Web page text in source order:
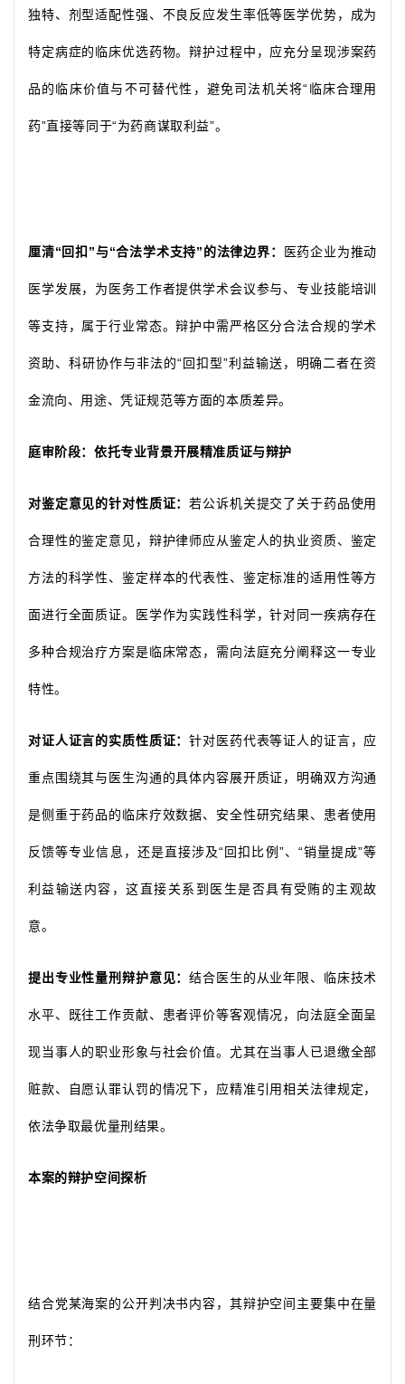
独特、剂型适配性强、不良反应发生率低等医学优势，成为
特定病症的临床优选药物。辩护过程中，应充分呈现涉案药
品的临床价值与不可替代性，避免司法机关将“临床合理用
药”直接等同于“为药商谋取利益”。
厘清“回扣”与“合法学术支持”的法律边界： 医药企业为推动
医学发展，为医务工作者提供学术会议参与、专业技能培训
等支持，属于行业常态。辩护中需严格区分合法合规的学术
资助、科研协作与非法的“回扣型”利益输送，明确二者在资
金流向、用途、凭证规范等方面的本质差异。
庭审阶段：依托专业背景开展精准质证与辩护
对鉴定意见的针对性质证：若公诉机关提交了关于药品使用
合理性的鉴定意见，辩护律师应从鉴定人的执业资质、鉴定
方法的科学性、鉴定样本的代表性、鉴定标准的适用性等方
面进行全面质证。医学作为实践性科学，针对同一疾病存在
多种合规治疗方案是临床常态，需向法庭充分阐释这一专业
特性。
对证人证言的实质性质证：针对医药代表等证人的证言，应
重点围绕其与医生沟通的具体内容展开质证，明确双方沟通
是侧重于药品的临床疗效数据、安全性研究结果、患者使用
反馈等专业信息，还是直接涉及“回扣比例”、 “销量提成”等
利益输送内容，这直接关系到医生是否具有受贿的主观故
意。
提出专业性量刑辩护意见：结合医生的从业年限、临床技术
水平、既往工作贡献、患者评价等客观情况，向法庭全面呈
现当事人的职业形象与社会价值。尤其在当事人已退缴全部
赃款、自愿认罪认罚的情况下，应精准引用相关法律规定，
依法争取最优量刑结果。
本案的辩护空间探析
结合党某海案的公开判决书内容，其辩护空间主要集中在量
刑环节：